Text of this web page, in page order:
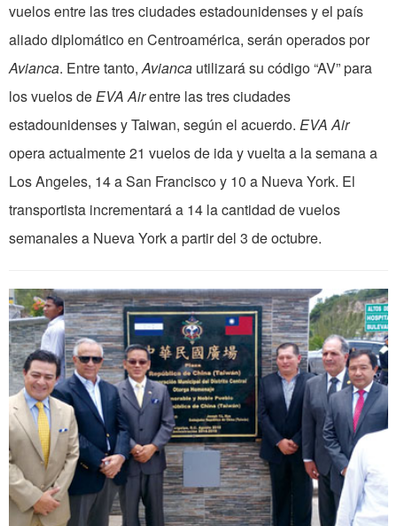
vuelos entre las tres ciudades estadounidenses y el país
aliado diplomático en Centroamérica, serán operados por
Avianca. Entre tanto,Avianca utilizará su código “AV” para
los vuelos deEVA Airentre las tres ciudades
estadounidenses y Taiwan, según el acuerdo. EVA Air
opera actualmente 21 vuelos de ida y vuelta a la semana a
Los Angeles, 14 a San Francisco y 10 a Nueva York. El
transportista incrementará a 14 la cantidad de vuelos
semanales a Nueva York a partir del 3 de octubre.